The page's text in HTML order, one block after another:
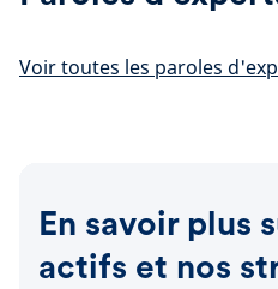
Voir toutes les paroles
En savoir plus
actifs et nos